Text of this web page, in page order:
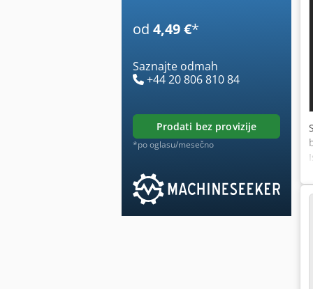
od 4,49 €*
Saznajte odmah
+44 20 806 810 84
prodati bez provizije
*po oglasu/mesečno